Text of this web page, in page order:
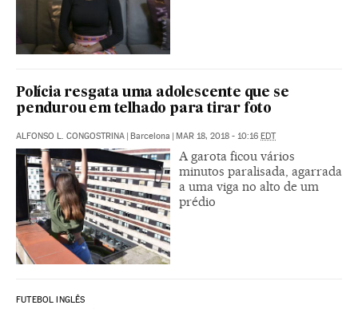
Polícia resgata uma adolescente que se
pendurou em telhado para tirar foto
ALFONSO L. CONGOSTRINA | Barcelona | MAR 18, 2018 - 10:16 EDT
A garota ficou vários
minutos paralisada, agarrada
a uma viga no alto de um
prédio
FUTEBOL INGLÊS